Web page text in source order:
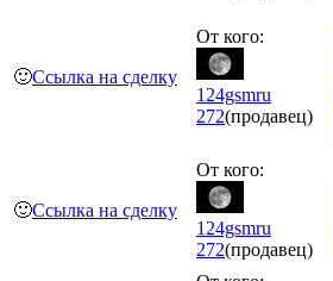
🙂Ссылка на сделку
От кого:
124gsmru
272(продавец)
🙂Ссылка на сделку
От кого:
124gsmru
272(продавец)